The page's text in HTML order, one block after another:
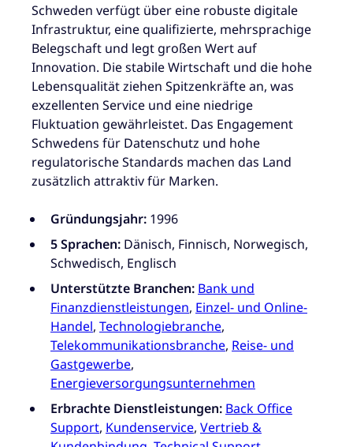
Schweden verfügt über eine robuste digitale
Infrastruktur, eine qualifizierte, mehrsprachige
Belegschaft und legt großen Wert auf
Innovation. Die stabile Wirtschaft und die hohe
Lebensqualität ziehen Spitzenkräfte an, was
exzellenten Service und eine niedrige
Fluktuation gewährleistet. Das Engagement
Schwedens für Datenschutz und hohe
regulatorische Standards machen das Land
zusätzlich attraktiv für Marken.
Gründungsjahr: 1996
5 Sprachen: Dänisch, Finnisch, Norwegisch,
Schwedisch, Englisch
Unterstützte Branchen: Bank und
Finanzdienstleistungen, Einzel- und Online-
Handel, Technologiebranche,
Telekommunikationsbranche, Reise- und
Gastgewerbe,
Energieversorgungsunternehmen
Erbrachte Dienstleistungen: Back Office
Support, Kundenservice, Vertrieb &